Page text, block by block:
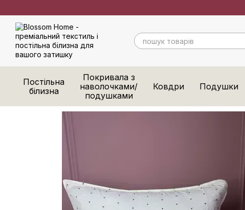
Постільна
білизна
Покривала з
наволочками/
подушками
Ковдри Подушки